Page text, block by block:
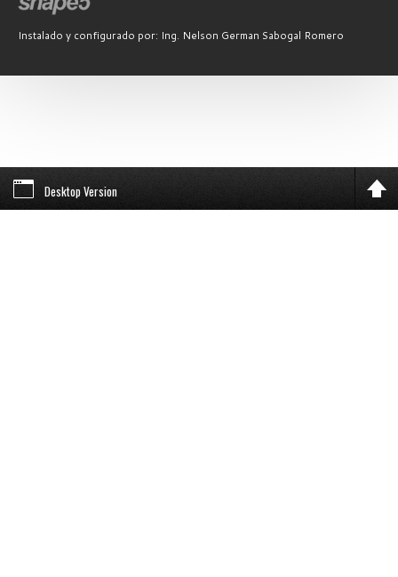
Instalado y configurado por: Ing. Nelson German Sabogal Romero
Desktop Version